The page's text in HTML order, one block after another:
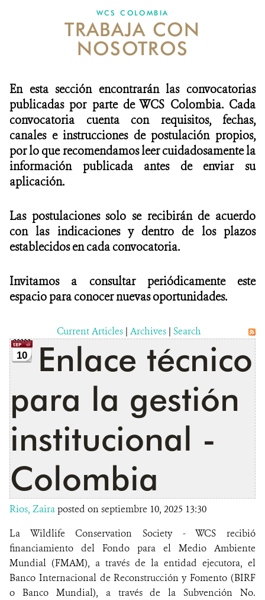
NOTICIAS
WCS VISUAL
ALIADOS Y ALIANZAS
COBERTURA EN MEDIOS DE COMUNICACIÓN
INFORME ANUAL WCS
MECANISMO DE ATENCIÓN DE QUEJAS Y RECLAMOS
DONA
WCS COLOMBIA
TRABAJA CON
NOSOTROS
En esta sección encontrarán las convocatorias
publicadas por parte de WCS Colombia. Cada
convocatoria cuenta con requisitos, fechas,
canales e instrucciones de postulación propios,
por lo que recomendamos leer cuidadosamente la
información publicada antes de enviar su
aplicación.
Las postulaciones solo se recibirán de acuerdo
con las indicaciones y dentro de los plazos
establecidos en cada convocatoria.
Invitamos a consultar periódicamente este
espacio para conocer nuevas oportunidades.
Current Articles | Archives | Search
10
Enlace técnico
para la gestión
institucional -
Colombia
Rios, Zaira posted on septiembre 10, 2025 13:30
La Wildlife Conservation Society - WCS recibió
financiamiento del Fondo para el Medio Ambiente
Mundial (FMAM), a través de la entidad ejecutora, el
Banco Internacional de Reconstrucción y Fomento (BIRF
o Banco Mundial), a través de la Subvención No.